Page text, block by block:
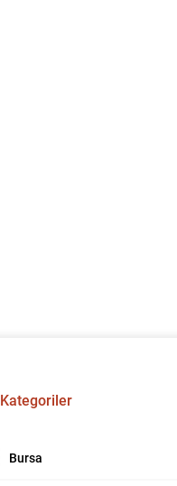
Kategoriler
Bursa